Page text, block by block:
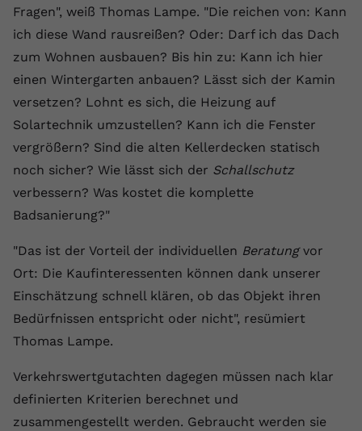
Fragen", weiß Thomas Lampe. "Die reichen von: Kann
ich diese Wand rausreißen? Oder: Darf ich das Dach
zum Wohnen ausbauen? Bis hin zu: Kann ich hier
einen Wintergarten anbauen? Lässt sich der Kamin
versetzen? Lohnt es sich, die Heizung auf
Solartechnik umzustellen? Kann ich die Fenster
vergrößern? Sind die alten Kellerdecken statisch
noch sicher? Wie lässt sich der Schallschutz
verbessern? Was kostet die komplette
Badsanierung?"
"Das ist der Vorteil der individuellen Beratungvor
Ort: Die Kaufinteressenten können dank unserer
Einschätzung schnell klären, ob das Objekt ihren
Bedürfnissen entspricht oder nicht", resümiert
Thomas Lampe.
Verkehrswertgutachten dagegen müssen nach klar
definierten Kriterien berechnet und
zusammengestellt werden. Gebraucht werden sie
Zweck
eingebettete YouTube-Videos und
registriert anonyme statistische Daten.
Anbieter Youtube.com
Laufzeit
Zweck
YouTube setzt diesen Cookie, um die
Videos verwendet.
Name yt.innertube::requests
Dieser von YouTube gesetzte Cookie
registriert eine eindeutige ID, um